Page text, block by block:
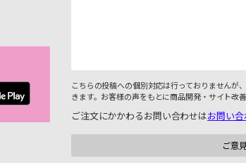
こちらの投稿への個別対応は行っておりませんが
きます。お客様の声をもとに商品開発・サイト改善
ご注文にかかわるお問い合わせはお問い